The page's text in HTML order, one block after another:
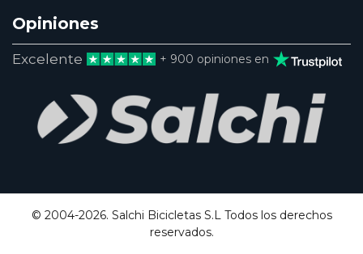
Opiniones
Excelente + 900 opiniones en
© 2004-2026. Salchi Bicicletas S.L Todos los derechos
reservados.